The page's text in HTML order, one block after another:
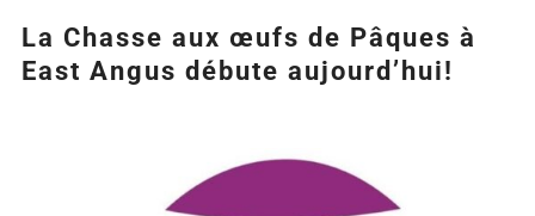
La Chasse aux œufs de Pâques à
East Angus débute aujourd’hui!